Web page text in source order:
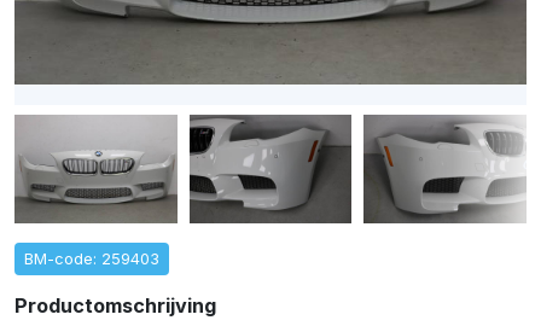
BM-code: 259403
Productomschrijving